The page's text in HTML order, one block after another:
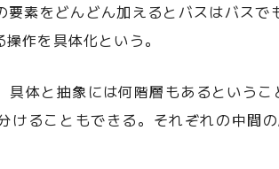
素をどんどん加えるとバスはバス
作を具体化という。
具体と抽象には何階層もあるという
けることもできる。それぞれの中間